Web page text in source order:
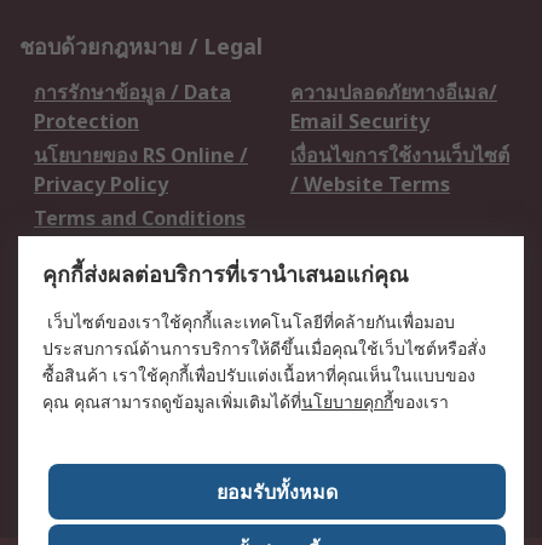
ชอบด้วยกฎหมาย / Legal
การรักษาข้อมูล / Data
Protection
ความปลอดภัยทางอีเมล/
Email Security
นโยบายของ RS Online /
Privacy Policy
เงื่อนไขการใช้งานเว็บไซต์
/ Website Terms
Terms and Conditions
เกี่ยวกับ RS / About RS
RS ทั่วโลก / RS
Worldwide
ข่าวประชาสัมพันธ์ / Press
Centre
บริษัทในเครือ RS /
วิธีการชำระเงิน /
เกี่ยวกับ RS / About RS
อาชีพที่ RS / Careers
คุกกี้ส่งผลต่อบริการที่เรานำเสนอแก่คุณ
เว็บไซต์ของเราใช้คุกกี้และเทคโนโลยีที่คล้ายกันเพื่อมอบ
ประสบการณ์ด้านการบริการให้ดีขึ้นเมื่อคุณใช้เว็บไซต์หรือสั่ง
ซื้อสินค้า เราใช้คุกกี้เพื่อปรับแต่งเนื้อหาที่คุณเห็นในแบบของ
คุณ คุณสามารถดูข้อมูลเพิ่มเติมได้ที่นโยบายคุกกี้ของเรา
ยอมรับทั้งหมด